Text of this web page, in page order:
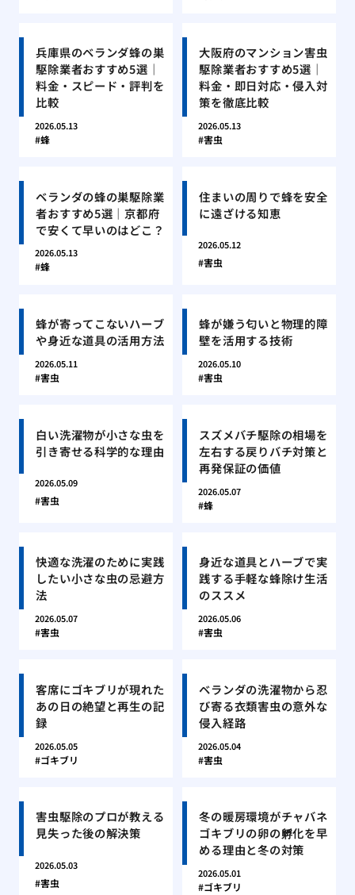
兵庫県のベランダ蜂の巣
駆除業者おすすめ5選｜
料金・スピード・評判を
比較
2026.05.13
蜂
大阪府のマンション害虫
駆除業者おすすめ5選｜
料金・即日対応・侵入対
策を徹底比較
2026.05.13
害虫
ベランダの蜂の巣駆除業
者おすすめ5選｜京都府
で安くて早いのはどこ？
2026.05.13
蜂
住まいの周りで蜂を安全
に遠ざける知恵
2026.05.12
害虫
蜂が寄ってこないハーブ
や身近な道具の活用方法
2026.05.11
害虫
蜂が嫌う匂いと物理的障
壁を活用する技術
2026.05.10
害虫
白い洗濯物が小さな虫を
引き寄せる科学的な理由
2026.05.09
害虫
スズメバチ駆除の相場を
左右する戻りバチ対策と
再発保証の価値
2026.05.07
蜂
快適な洗濯のために実践
したい小さな虫の忌避方
法
2026.05.07
害虫
身近な道具とハーブで実
践する手軽な蜂除け生活
のススメ
2026.05.06
害虫
客席にゴキブリが現れた
あの日の絶望と再生の記
録
2026.05.05
ゴキブリ
ベランダの洗濯物から忍
び寄る衣類害虫の意外な
侵入経路
2026.05.04
害虫
害虫駆除のプロが教える
見失った後の解決策
2026.05.03
害虫
冬の暖房環境がチャバネ
ゴキブリの卵の孵化を早
める理由と冬の対策
2026.05.01
ゴキブリ